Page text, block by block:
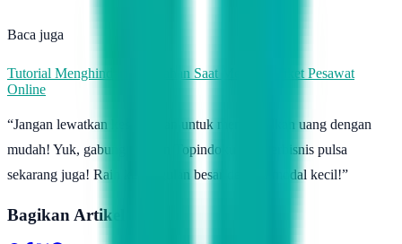
Baca juga
Tutorial Menghindari Kesalahan Saat Membeli Tiket Pesawat
Online
“Jangan lewatkan kesempatan untuk menghasilkan uang dengan
mudah! Yuk, gabung dengan Topindoku dan berbisnis pulsa
sekarang juga! Raih keunggulan besar dengan modal kecil!”
Bagikan Artikel